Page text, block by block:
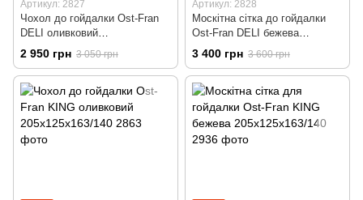
Артикул: 2827
Чохол до гойдалки Ost-Fran
DELI оливковий
220x120x162/134
2 950 грн 3 050 грн
Артикул: 2828
Москітна сітка до гойдалки
Ost-Fran DELI бежева
220х120х162/134
3 400 грн 3 600 грн